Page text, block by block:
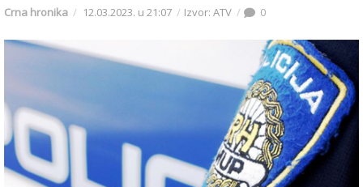
Crna hronika 12.03.2023. u 21:07 Izvor: ATV 0